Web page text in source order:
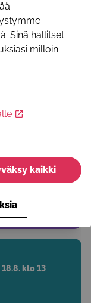
klo 13
Sinä hallitset
milloin
kaikki